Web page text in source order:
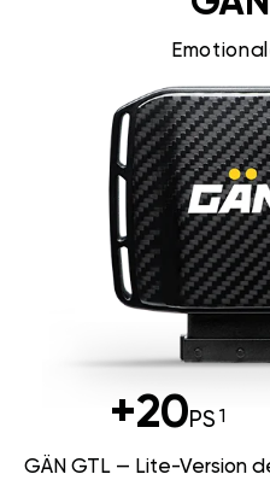
+20PS
GÄN GTL — Lite-Version